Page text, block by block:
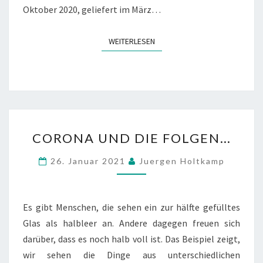
Oktober 2020, geliefert im März…
WEITERLESENWEITERLESEN
UND
DIE
FOLGEN…
CORONA UND DIE FOLGEN…
26. Januar 2021 Juergen Holtkamp
Es gibt Menschen, die sehen ein zur hälfte gefülltes
Glas als halbleer an. Andere dagegen freuen sich
darüber, dass es noch halb voll ist. Das Beispiel zeigt,
wir sehen die Dinge aus unterschiedlichen